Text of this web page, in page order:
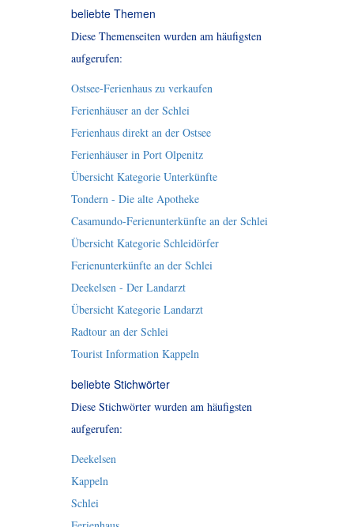
beliebte Themen
Diese Themenseiten wurden am häufigsten
aufgerufen:
Ostsee-Ferienhaus zu verkaufen
Ferienhäuser an der Schlei
Ferienhaus direkt an der Ostsee
Ferienhäuser in Port Olpenitz
Übersicht Kategorie Unterkünfte
Tondern - Die alte Apotheke
Casamundo-Ferienunterkünfte an der Schlei
Übersicht Kategorie Schleidörfer
Ferienunterkünfte an der Schlei
Deekelsen - Der Landarzt
Übersicht Kategorie Landarzt
Radtour an der Schlei
Tourist Information Kappeln
beliebte Stichwörter
Diese Stichwörter wurden am häufigsten
aufgerufen:
Deekelsen
Kappeln
Schlei